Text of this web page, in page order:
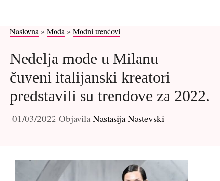
Naslovna » Moda » Modni trendovi
Nedelja mode u Milanu –
čuveni italijanski kreatori
predstavili su trendove za 2022.
01/03/2022 Objavila Nastasija Nastevski